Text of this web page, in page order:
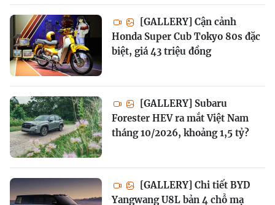
[GALLERY] Cận cảnh
Honda Super Cub Tokyo 80s đặc
biệt, giá 43 triệu đồng
[GALLERY] Subaru
Forester HEV ra mắt Việt Nam
tháng 10/2026, khoảng 1,5 tỷ?
[GALLERY] Chi tiết BYD
Yangwang U8L bản 4 chỗ mạ